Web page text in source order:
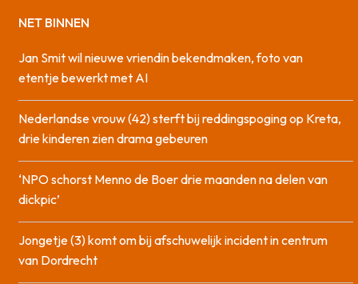
NET BINNEN
Jan Smit wil nieuwe vriendin bekendmaken, foto van
etentje bewerkt met AI
Nederlandse vrouw (42) sterft bij reddingspoging op Kreta,
drie kinderen zien drama gebeuren
‘NPO schorst Menno de Boer drie maanden na delen van
dickpic’
Jongetje (3) komt om bij afschuwelijk incident in centrum
van Dordrecht